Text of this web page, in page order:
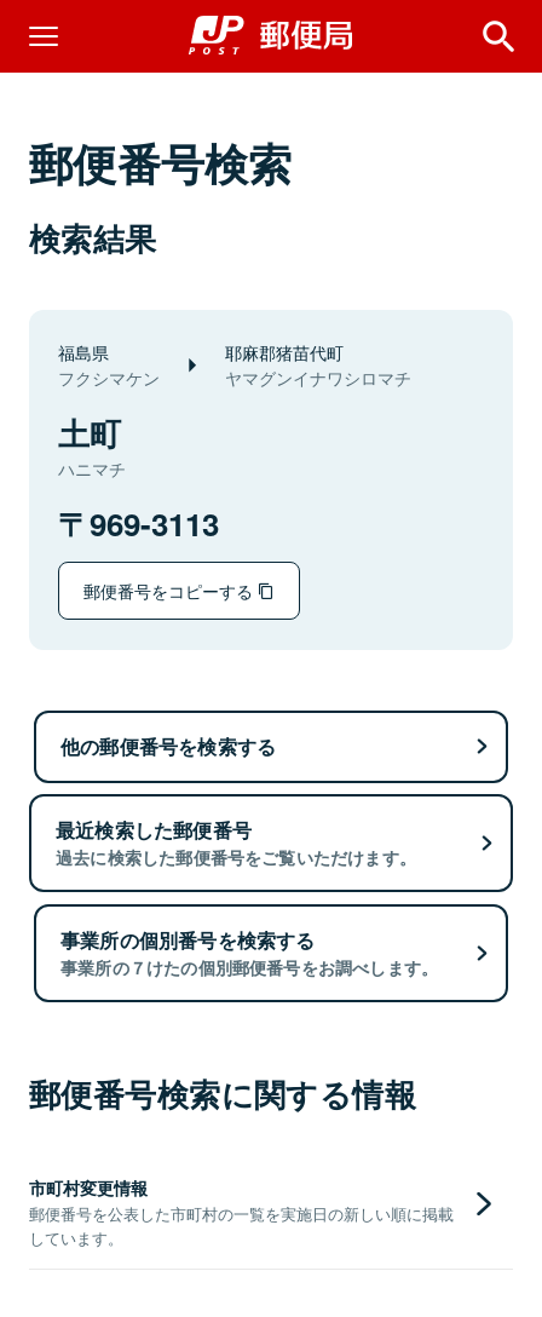
郵便番号検索
検索結果
福島県
フクシマケン
耶麻郡猪苗代町
ヤマグンイナワシロマチ
土町
ハニマチ
969-3113
郵便番号をコピーする
他の郵便番号を検索する
最近検索した郵便番号
過去に検索した郵便番号をご覧いただけます。
事業所の個別番号を検索する
事業所の７けたの個別郵便番号をお調べします。
郵便番号検索に関する情報
市町村変更情報
郵便番号を公表した市町村の一覧を実施日の新しい順に掲載
しています。